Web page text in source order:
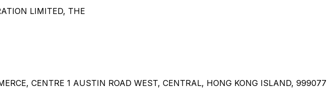
LIMITED, THE
CENTRE 1 AUSTIN ROAD WEST, CENTRAL, HONG KONG ISLAND, 999077